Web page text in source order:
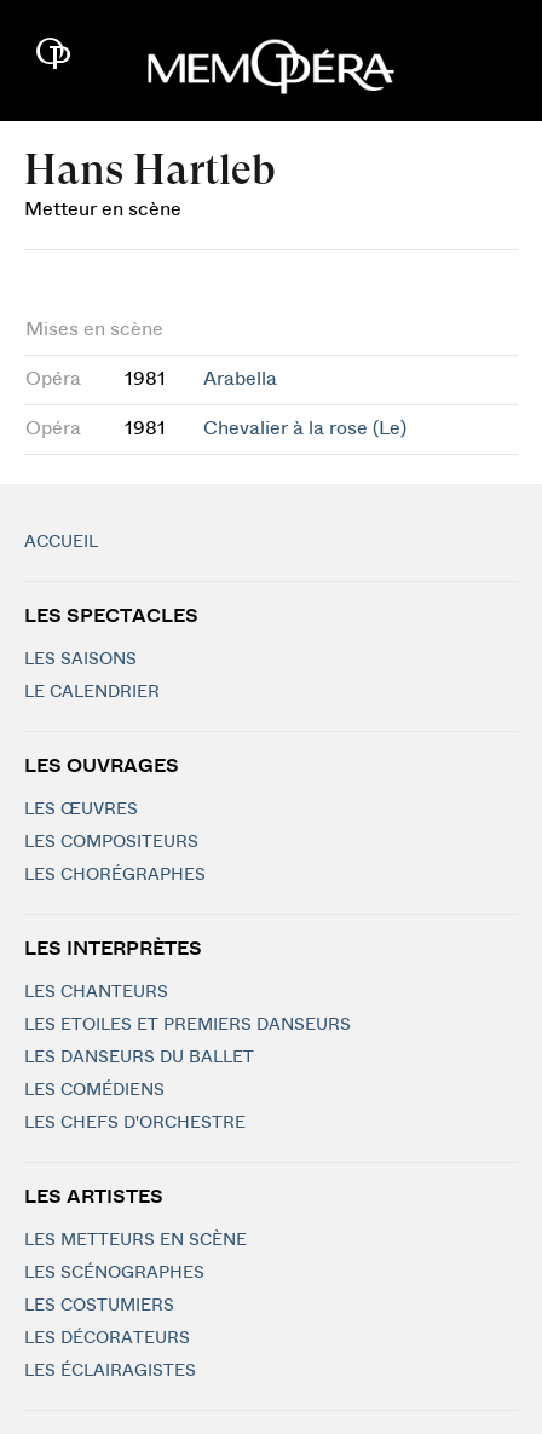
Hans Hartleb
Metteur en scène
Mises en scène
Opéra 1981 Arabella
Opéra 1981 Chevalier à la rose (Le)
ACCUEIL
LES SPECTACLES
LES SAISONS
LE CALENDRIER
LES OUVRAGES
LES ŒUVRES
LES COMPOSITEURS
LES CHORÉGRAPHES
LES INTERPRÈTES
LES CHANTEURS
LES ETOILES ET PREMIERS DANSEURS
LES DANSEURS DU BALLET
LES COMÉDIENS
LES CHEFS D'ORCHESTRE
LES ARTISTES
LES METTEURS EN SCÈNE
LES SCÉNOGRAPHES
LES COSTUMIERS
LES DÉCORATEURS
LES ÉCLAIRAGISTES